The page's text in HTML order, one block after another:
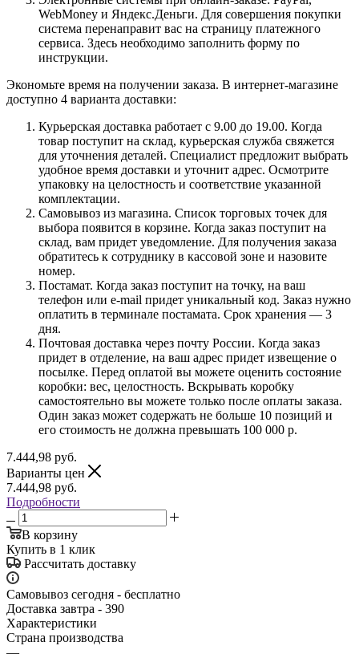
WebMoney и Яндекс.Деньги. Для совершения покупки
система перенаправит вас на страницу платежного
сервиса. Здесь необходимо заполнить форму по
инструкции.
Экономьте время на получении заказа. В интернет-магазине
доступно 4 варианта доставки:
Курьерская доставка работает с 9.00 до 19.00. Когда
товар поступит на склад, курьерская служба свяжется
для уточнения деталей. Специалист предложит выбрать
удобное время доставки и уточнит адрес. Осмотрите
упаковку на целостность и соответствие указанной
комплектации.
Самовывоз из магазина. Список торговых точек для
выбора появится в корзине. Когда заказ поступит на
склад, вам придет уведомление. Для получения заказа
обратитесь к сотруднику в кассовой зоне и назовите
номер.
Постамат. Когда заказ поступит на точку, на ваш
телефон или e-mail придет уникальный код. Заказ нужно
оплатить в терминале постамата. Срок хранения — 3
дня.
Почтовая доставка через почту России. Когда заказ
придет в отделение, на ваш адрес придет извещение о
посылке. Перед оплатой вы можете оценить состояние
коробки: вес, целостность. Вскрывать коробку
самостоятельно вы можете только после оплаты заказа.
Один заказ может содержать не больше 10 позиций и
его стоимость не должна превышать 100 000 р.
7.444,98 руб.
Варианты цен
7.444,98 руб.
Подробности
В корзину
Купить в 1 клик
Рассчитать доставку
Самовывоз сегодня - бесплатно
Доставка завтра - 390
Характеристики
Страна производства
—